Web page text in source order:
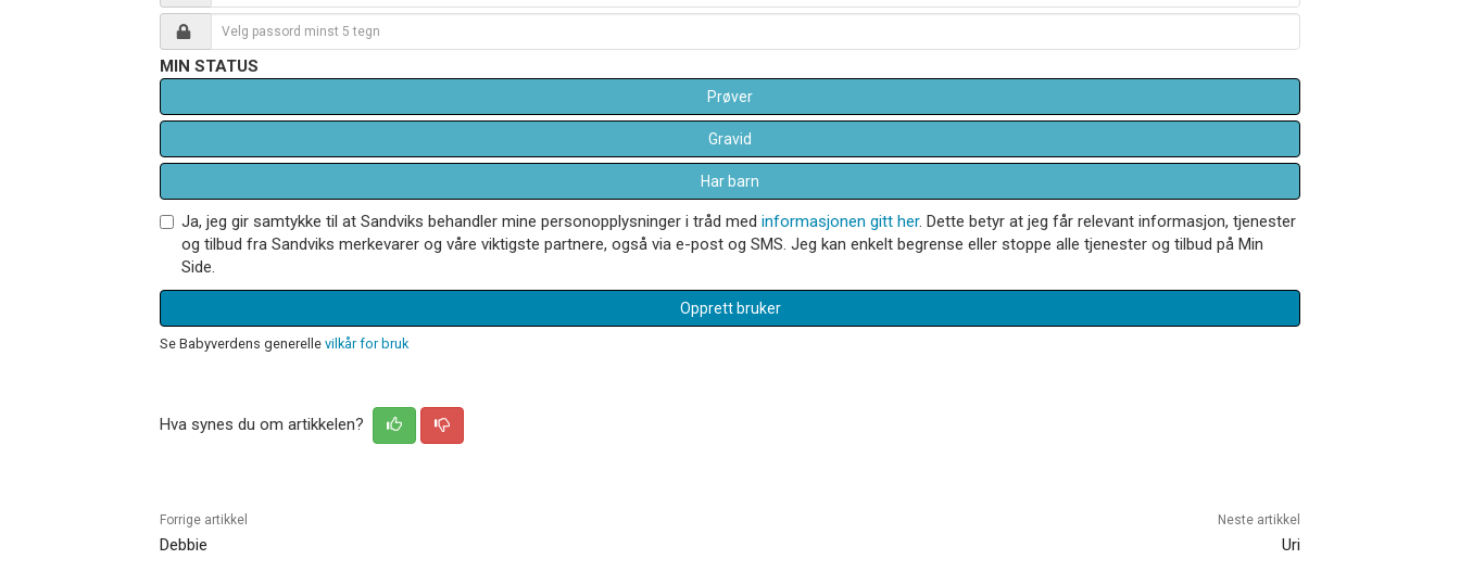
MIN STATUS
Prøver
Gravid
Har barn
Ja, jeg gir samtykke til at Sandviks behandler mine personopplysninger i tråd med informasjonen gitt her. Dette betyr at jeg får relevant informasjon, tjenester
og tilbud fra Sandviks merkevarer og våre viktigste partnere, også via e-post og SMS. Jeg kan enkelt begrense eller stoppe alle tjenester og tilbud på Min
Side.
Opprett bruker
Se Babyverdens generelle vilkår for bruk
Hva synes du om artikkelen?
Forrige artikkel
Debbie
Neste artikkel
Uri